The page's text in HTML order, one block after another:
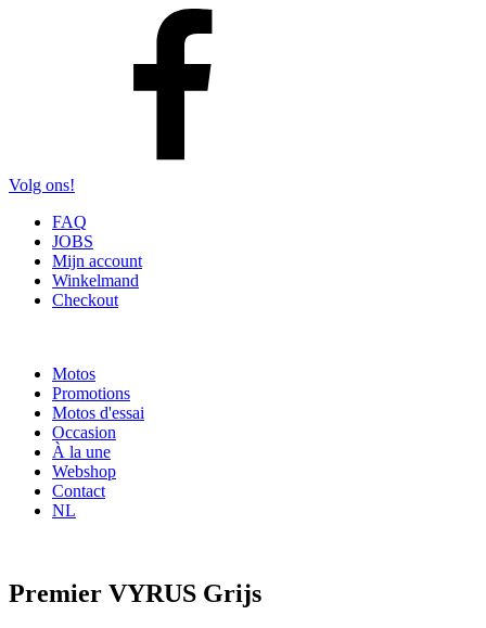
Volg ons!
FAQ
JOBS
Mijn account
Winkelmand
Checkout
Motos
Promotions
Motos d'essai
Occasion
À la une
Webshop
Contact
NL
Premier VYRUS Grijs